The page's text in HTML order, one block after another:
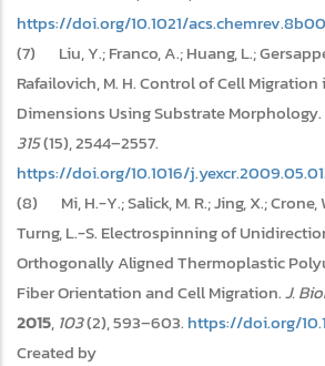
https://doi.org/10.1021/
(7) Liu, Y.; Franco, A.; Huang, L.;
Rafailovich, M. H. Control of Cell
Dimensions Using Substrate Morphology.
315(15), 2544–2557.
https://doi.org/10.1016/
(8) Mi, H.-Y.; Salick, M. R.; Jing, X.; Crone,
Turng, L.-S. Electrospinning of
Orthogonally Aligned Thermoplastic
Fiber Orientation and Cell Migration.J.
2015, 103(2), 593–603. https://doi.org/
Created by